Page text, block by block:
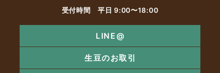
受付時間 平日 9:00〜18:00
LINE@
生豆のお取引